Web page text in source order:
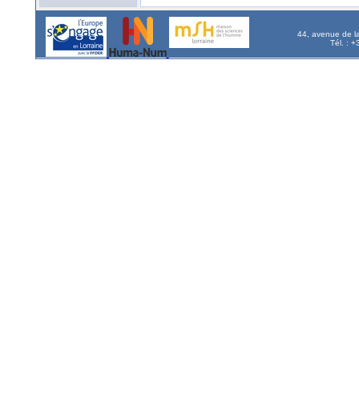
44, avenue de
Tél. :